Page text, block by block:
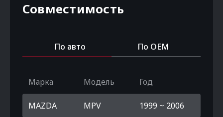
Совместимость
По авто По OEM
Марка Модель Год
MAZDA MPV 1999 ~ 2006